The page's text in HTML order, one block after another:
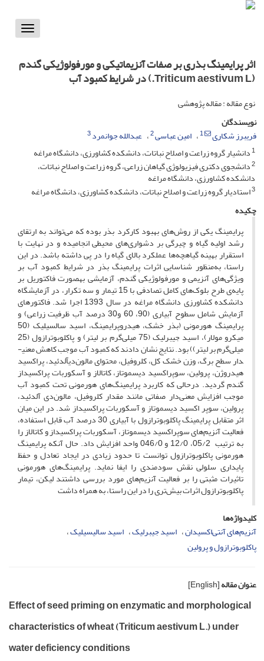
Toggle
اثر پرایمینگ بذری بر صفات آنزیماتیکی و مورفولوژیکی گندم
(Triticum aestivum L.) در شرایط کمبود آب
نوع مقاله : مقاله پژوهشی
نویسندگان
فریبرز شکاری
1 امین عباسی2 عبدالله جوانمرد3
1دانشیار گروه زراعت و اصلاح نباتات، دانشکده کشاورزی، دانشگاه مراغه
2دانشجوی دکتری فیزیولوژی گیاهان زراعی، گروه زراعت و اصلاح نباتات،
دانشکده کشاورزی، دانشگاه مراغه
3استادیار گروه زراعت و اصلاح نباتات، دانشکده کشاورزی، دانشگاه مراغه
چکیده
پرایمینگ یکی از روش‌های بهبود کارکرد بذر بوده که می‌تواند به ارتقای
رشد اولیه گیاه و چیرگی بر دشواری‌های محیطی انجامیده و در نهایت با
استقرار بهینه گیاهچه‌ها عملکرد بالای گیاه را در پی داشته باشد. در این
راستا، به‌منظور شناسایی اثرات پرایمینگ بذر در شرایط کمبود آب بر
ویژگی‌های آنزیمی و مورفولوژیکی گندم، آزمایشی به­صورت فاکتوریل بر
پایه‌ی طرح بلوک‌های کامل تصادفی با 15 تیمار و سه تکرار، در آزمایشگاه
دانشکده کشاورزی دانشگاه مراغه در سال 1393 اجرا شد. فاکتورهای
آزمایش شامل سطوح آبیاری (90، 60 و30 درصد آب ظرفیت زراعی) و
پرایمینگ هورمونی (بذر خشک، هیدروپرایمینگ، اسید سالسیلیک (50
میکرو مولار)، اسید جیبرلیک (75 میلی‌گرم بر لیتر) و پاکلوبوترازول (25
میلی‌گرم بر لیتر)) بود. نتایج نشان دادند که کمبود آب موجب کاهش معنی­
دار سطح برگ، وزن خشک کل، کلروفیل، محتوای مالون‌دی­آلدئید، پراکسید
هیدروژن، پرولین، سوپراکسید دیسموتاز، کاتالاز و آسکوربات پراکسیداز
گندم گردید. درحالی که کاربرد پرایمینگ‌های هورمونی تحت کمبود آب
موجب افزایش معنی‌دار صفاتی مانند مقدار کلروفیل، مالون‌دی آلدئید،
پرولین، سوپر اکسید دیسموتاز و آسکوربات پراکسیداز شد. در این میان
اثر متقابل پرایمینگ پاکلوبوترازول با آبیاری 30 درصد آب قابل استفاده،
فعالیت آنزیم‌های سوپراکسید دیسموتاز، آسکوربات پراکسیداز و کاتالاز را
به ترتیب 05/2، 12/0 و 046/0 واحد افزایش داد. حال آنکه پرایمینگ
هورمونی پاکلوبوترازول توانست تا حدود زیادی در ایجاد تعادل و حفظ
پایداری سلولی نقش سودمندی را ایفا نماید. پرایمینگ‌های هورمونی
تاثیرات مثبتی را بر فعالیت آنزیم‌های مورد بررسی داشتند لیکن، تیمار
پاکلوبوترازول اثرات بیش‌تری را در این راستا، به همراه داشت
کلیدواژه‌ها
آنزیم‌های آنتی‌اکسیدان اسید جیبرلیک اسید سالیسیلیک
پاکلوبوترازول و پرولین
عنوان مقاله[English]
Effect of seed priming on enzymatic and morphological
characteristics of wheat (Triticum aestivum L.) under
water deficiency conditions